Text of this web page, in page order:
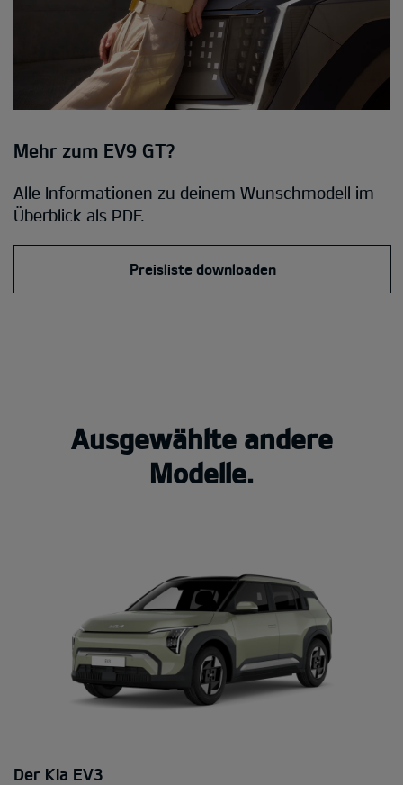
Mehr zum EV9 GT?
Alle Informationen zu deinem Wunschmodell im
Überblick als PDF.
Preisliste downloaden
Ausgewählte andere
Modelle.
Der Kia EV3